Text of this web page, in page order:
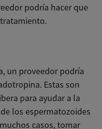
podría hacer que
un proveedor podría
Estas son
para ayudar a la
los espermatozoides
casos, tomar